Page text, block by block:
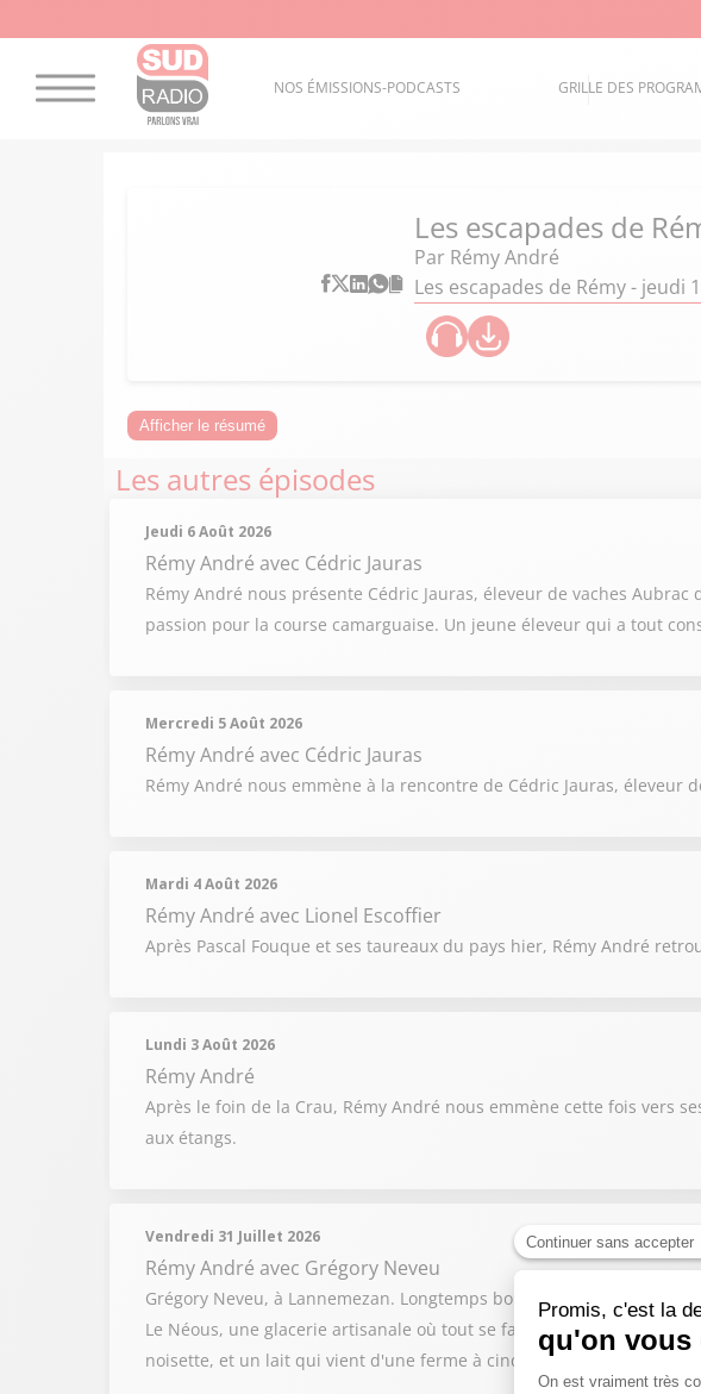
NOS ÉMISSIONS-PODCASTS GRILLE DES
Les escapades de
Par Rémy André
Les escapades de Rémy - jeudi
Afficher le résumé
Les autres épisodes
Jeudi 6 Août 2026
Rémy André avec Cédric Jauras
Rémy André nous présente Cédric Jauras, éleveur de vaches
passion pour la course camarguaise. Un jeune éleveur qui a tout
Mercredi 5 Août 2026
Rémy André avec Cédric Jauras
Rémy André nous emmène à la rencontre de Cédric Jauras, éleveur
Mardi 4 Août 2026
Rémy André avec Lionel Escoffier
Après Pascal Fouque et ses taureaux du pays hier, Rémy André
Lundi 3 Août 2026
Rémy André
Après le foin de la Crau, Rémy André nous emmène cette fois vers
aux étangs.
Vendredi 31 Juillet 2026
Rémy André avec Grégory Neveu
Grégory Neveu, à Lannemezan. Longtemps boulanger-pâtissier
Le Néous, une glacerie artisanale où tout se fait sur place, à partir
noisette, et un lait qui vient d'une ferme à cinq minutes de sa